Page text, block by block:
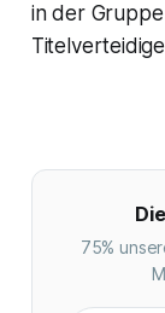
in der
75%